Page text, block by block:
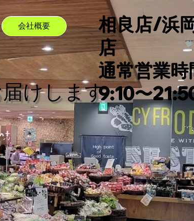
会社概要
相良店/浜
店
通常営業
9:10〜
けします